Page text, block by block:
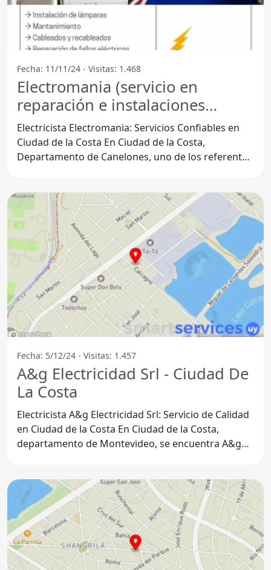
Fecha: 11/11/24 - Visitas: 1.468
Electromania (servicio en
reparación e instalaciones
electricas) - Ciudad De La Costa
Electricista Electromania: Servicios Confiables en
Ciudad de la Costa En Ciudad de la Costa,
Departamento de Canelones, uno de los referentes
Fecha: 5/12/24 - Visitas: 1.457
A&g Electricidad Srl - Ciudad De
La Costa
Electricista A&g Electricidad Srl: Servicio de Calidad
en Ciudad de la Costa En Ciudad de la Costa,
departamento de Montevideo, se encuentra A&g